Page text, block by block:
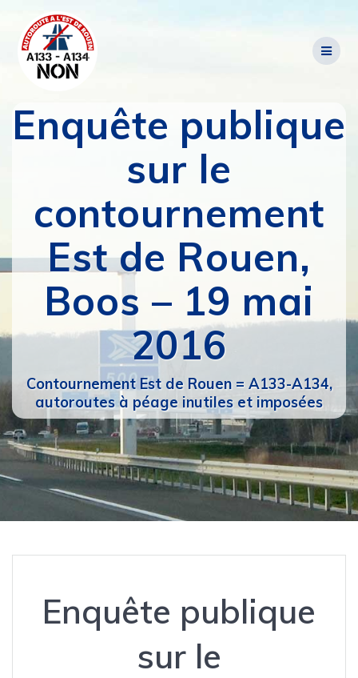
Enquête publique
sur le
contournement
Est de Rouen,
Boos – 19 mai
2016
Contournement Est de Rouen = A133-A134,
autoroutes à péage inutiles et imposées
Enquête publique
sur le